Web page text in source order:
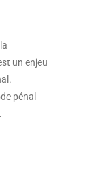
un enjeu
pénal